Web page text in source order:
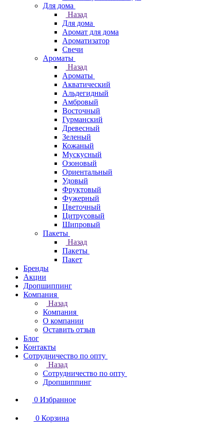
Для дома
Назад
Для дома
Аромат для дома
Ароматизатор
Свечи
Ароматы
Назад
Ароматы
Акватический
Альдегидный
Амбровый
Восточный
Гурманский
Древесный
Зеленый
Кожаный
Мускусный
Озоновый
Ориентальный
Удовый
Фруктовый
Фужерный
Цветочный
Цитрусовый
Шипровый
Пакеты
Назад
Пакеты
Пакет
Бренды
Акции
Дропшиппинг
Компания
Назад
Компания
О компании
Оставить отзыв
Блог
Контакты
Сотрудничество по опту
Назад
Сотрудничество по опту
Дропшиппинг
0 Избранное
0 Корзина